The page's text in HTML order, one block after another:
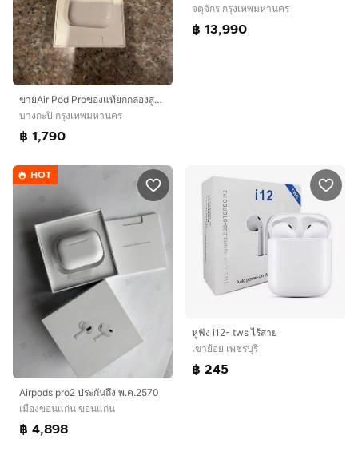
ขายAir Pod Proของแท้ยกกล่องสูนไทยถูกมากกกกตำหนิหูฟังได้ข้างเดียวเสียงซ่า
บางกะปิ กรุงเทพมหานคร
฿ 1,790
จตุจักร กรุงเทพมหานคร
฿ 13,990
HOT
Airpods pro2 ประกันถึง พ.ค.2570
เมืองขอนแก่น ขอนแก่น
฿ 4,898
หูฟัง i12- tws ไร้สาย
เขาย้อย เพชรบุรี
฿ 245